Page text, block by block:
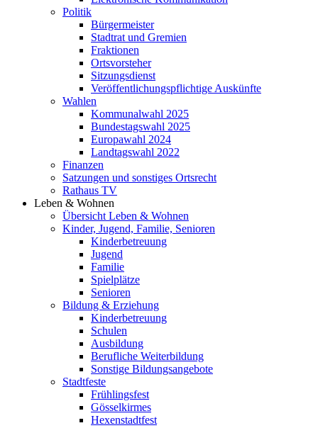
Politik
Bürgermeister
Stadtrat und Gremien
Fraktionen
Ortsvorsteher
Sitzungsdienst
Veröffentlichungspflichtige Auskünfte
Wahlen
Kommunalwahl 2025
Bundestagswahl 2025
Europawahl 2024
Landtagswahl 2022
Finanzen
Satzungen und sonstiges Ortsrecht
Rathaus TV
Leben & Wohnen
Übersicht Leben & Wohnen
Kinder, Jugend, Familie, Senioren
Kinderbetreuung
Jugend
Familie
Spielplätze
Senioren
Bildung & Erziehung
Kinderbetreuung
Schulen
Ausbildung
Berufliche Weiterbildung
Sonstige Bildungsangebote
Stadtfeste
Frühlingsfest
Gösselkirmes
Hexenstadtfest